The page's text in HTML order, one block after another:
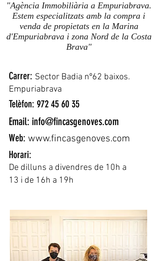
"Agència Immobiliària a Empuriabrava.
Estem especialitzats amb la compra i
venda de propietats en la Marina
d'Empuriabrava i zona Nord de la Costa
Brava"
Carrer: Sector Badia nº62 baixos.
Empuriabrava
Telèfon: 972 45 60 35
Email: info@fincasgenoves.com
Web: www.fincasgenoves.com
Horari:
De dilluns a divendres de 10h a
13 i de 16h a 19h